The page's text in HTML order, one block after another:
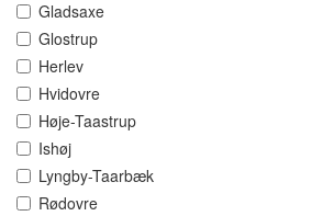
Gladsaxe
Glostrup
Herlev
Hvidovre
Høje-Taastrup
Ishøj
Lyngby-Taarbæk
Rødovre